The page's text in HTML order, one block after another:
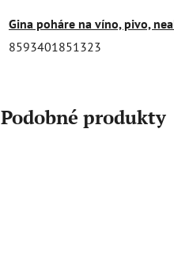
Gina poháre na víno, pivo,
8593401851323
Podobné produkty